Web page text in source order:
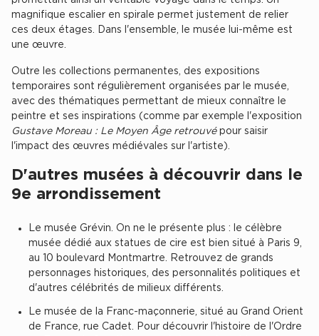
Achat de Commerces à Dijon
Bureaux privés
Bureaux privés à Paris
Bureaux privés à Marseille
Bureaux privés à Lille
Plateaux opérés
Plateaux opérés à Paris
Plateaux opérés à Lyon
Plateaux opérés à Neuilly-sur-Seine
magnifique escalier en spirale permet justement de relier
ces deux étages. Dans l'ensemble, le musée lui-même est
une œuvre.
Outre les collections permanentes, des expositions
temporaires sont régulièrement organisées par le musée,
avec des thématiques permettant de mieux connaître le
peintre et ses inspirations (comme par exemple l'exposition
Gustave Moreau : Le Moyen Âge retrouvépour saisir
l'impact des œuvres médiévales sur l'artiste).
D'autres musées à découvrir dans le
9e arrondissement
Le musée Grévin. On ne le présente plus : le célèbre
musée dédié aux statues de cire est bien situé à Paris 9,
au 10 boulevard Montmartre. Retrouvez de grands
personnages historiques, des personnalités politiques et
d'autres célébrités de milieux différents.
Le musée de la Franc-maçonnerie, situé au Grand Orient
de France, rue Cadet. Pour découvrir l'histoire de l'Ordre